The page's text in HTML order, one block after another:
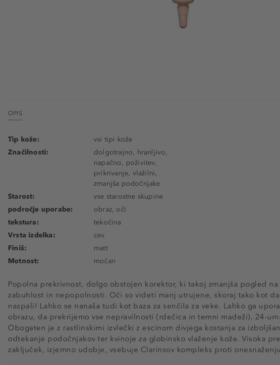
OPIS
Popolna prekrivnost, dolgo obstojen korektor, ki takoj zmanjša pogled na
zabuhlost in nepopolnosti. Oči so videti manj utrujene, skoraj tako kot
naspali! Lahko se nanaša tudi kot baza za senčila za veke. Lahko ga
obrazu, da prekrijemo vse nepravilnosti (rdečica in temni madeži). 24-
Obogaten je z rastlinskimi izvlečki z escinom divjega kostanja za
odtekanje podočnjakov ter kvinoje za globinsko vlaženje kože. Visoka
zaključek, izjemno udobje, vsebuje Clarinsov kompleks proti onesnaženju.
Tip kože:
vsi tipi kože
Značilnosti:
dolgotrajno, hranljivo,
napačno, poživitev,
prikrivanje, vlažilni,
zmanjša podočnjake
Starost:
vse starostne skupine
področje uporabe:
obraz, oči
tekstura:
tekočina
Vrsta izdelka:
cev
Finiš:
matt
Motnost:
močan